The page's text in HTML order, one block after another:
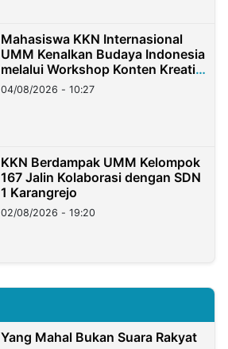
Mahasiswa KKN Internasional
UMM Kenalkan Budaya Indonesia
melalui Workshop Konten Kreatif
di Taiwan
04/08/2026 - 10:27
KKN Berdampak UMM Kelompok
167 Jalin Kolaborasi dengan SDN
1 Karangrejo
02/08/2026 - 19:20
Yang Mahal Bukan Suara Rakyat